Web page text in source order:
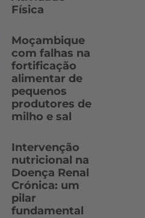
Física
Moçambique
com falhas na
fortificação
alimentar de
pequenos
produtores de
milho e sal
Intervenção
nutricional na
Doença Renal
Crónica: um
pilar
fundamental